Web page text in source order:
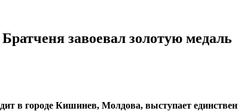
завоевал золотую медаль
в городе Кишинев, Молдова, выступает